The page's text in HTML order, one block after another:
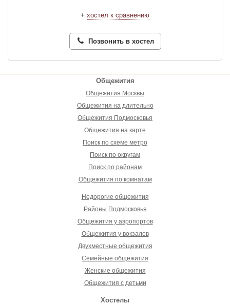
+ хостел к сравнению
Позвонить в хостел
Общежития
Общежития Москвы
Общежития на длительно
Общежития Подмосковья
Общежития на карте
Поиск по схеме метро
Поиск по округам
Поиск по районам
Общежития по комнатам
Недорогие общежития
Районы Подмосковья
Общежития у аэропортов
Общежития у вокзалов
Двухместные общежития
Семейные общежития
Женские общежития
Общежития с детьми
Хостелы